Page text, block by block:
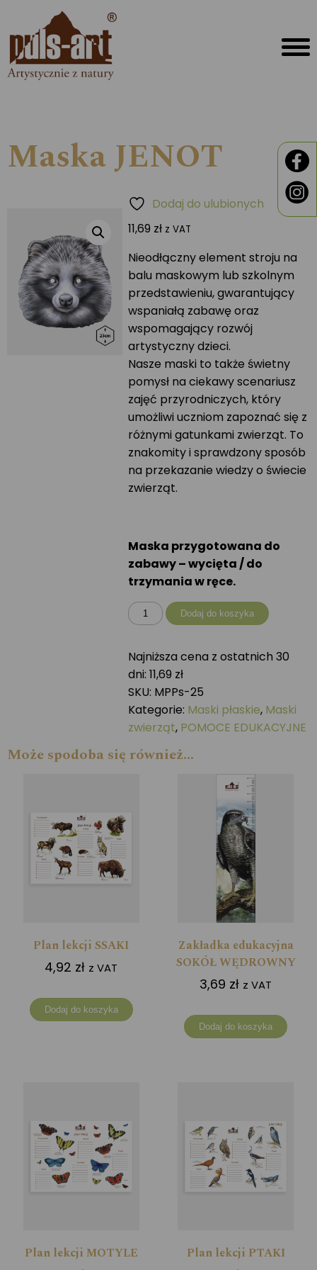
Maska JENOT
11,69 zł z VAT
Nieodłączny element stroju na
balu maskowym lub szkolnym
przedstawieniu, gwarantujący
wspaniałą zabawę oraz
wspomagający rozwój
artystyczny dzieci.
Nasze maski to także świetny
pomysł na ciekawy scenariusz
zajęć przyrodniczych, który
umożliwi uczniom zapoznać się z
różnymi gatunkami zwierząt. To
znakomity i sprawdzony sposób
na przekazanie wiedzy o świecie
zwierząt.
Maska przygotowana do
zabawy – wycięta / do
trzymania w ręce.
ilość
Maska
Dodaj do koszyka
Dodaj do ulubionych
Najniższa cena z ostatnich 30
dni:11,69 zł
SKU: MPPs-25
Kategorie: Maski płaskie, Maski
zwierząt, POMOCE EDUKACYJNE
Może spodoba się również…
Plan lekcji SSAKI
4,92 zł z VAT
Dodaj do koszyka
Zakładka edukacyjna
SOKÓŁ WĘDROWNY
3,69 zł z VAT
Dodaj do koszyka
Plan lekcji MOTYLE Plan lekcji PTAKI